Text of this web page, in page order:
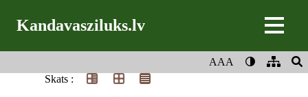
Kandavasziluks.lv
AAA
Skats :